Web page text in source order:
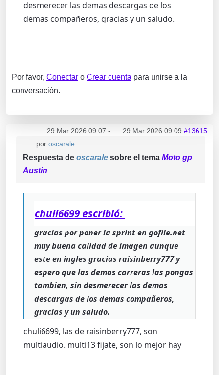
desmerecer las demas descargas de los
demas compañeros, gracias y un saludo.
Por favor, Conectar o Crear cuenta para unirse a la
conversación.
29 Mar 2026 09:07 - 29 Mar 2026 09:09 #13615
por oscarale
Respuesta de oscarale sobre el tema Moto gp
Austin
chuli6699 escribió:
gracias por poner la sprint en gofile.net
muy buena calidad de imagen aunque
este en ingles gracias raisinberry777 y
espero que las demas carreras las pongas
tambien, sin desmerecer las demas
descargas de los demas compañeros,
gracias y un saludo.
chuli6699, las de raisinberry777, son
multiaudio. multi13 fijate, son lo mejor hay